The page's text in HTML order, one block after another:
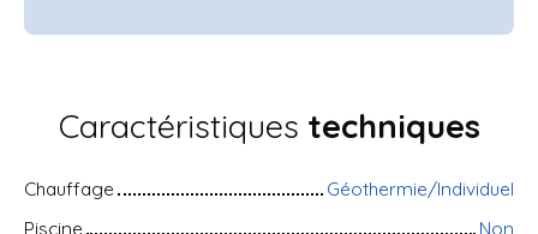
Caractéristiques techniques
Chauffage
Géothermie/Individuel
Piscine
Non